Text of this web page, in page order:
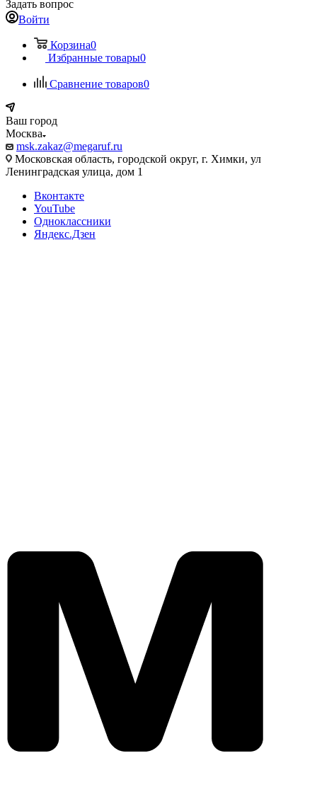
Задать вопрос
Войти
Корзина0
Избранные товары0
Сравнение товаров0
Ваш город
Москва
msk.zakaz@megaruf.ru
Московская область, городской округ, г. Химки, ул
Ленинградская улица, дом 1
Вконтакте
YouTube
Одноклассники
Яндекс.Дзен